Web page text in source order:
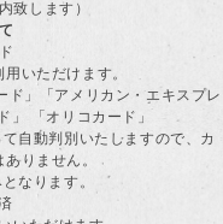
致します）
いただけます。
ド」「アメリカン・エキスプレ
」 「オリコカード」
自動判別いたしますので、カ
りません。
なります。